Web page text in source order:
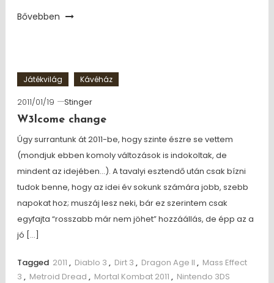
Bővebben
Játékvilág Kávéház
2011/01/19
Stinger
W3lcome change
Úgy surrantunk át 2011-be, hogy szinte észre se vettem
(mondjuk ebben komoly változások is indokoltak, de
mindent az idejében…). A tavalyi esztendő után csak bízni
tudok benne, hogy az idei év sokunk számára jobb, szebb
napokat hoz; muszáj lesz neki, bár ez szerintem csak
egyfajta “rosszabb már nem jöhet” hozzáállás, de épp az a
jó […]
Tagged 2011 , Diablo 3 , Dirt 3 , Dragon Age II , Mass Effect
3 , Metroid Dread , Mortal Kombat 2011 , Nintendo 3DS